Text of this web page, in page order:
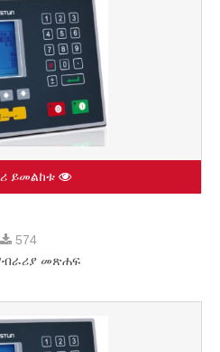
ይመልከቱ
574
መጽሐፍ